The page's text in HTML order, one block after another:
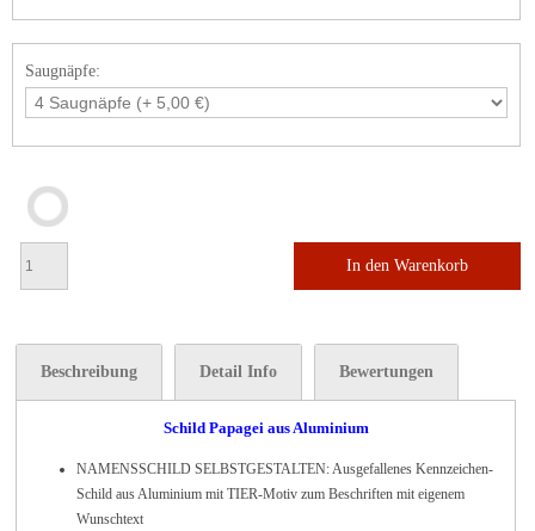
Saugnäpfe:
In den Warenkorb
Beschreibung Detail Info Bewertungen
Schild Papagei aus Aluminium
NAMENSSCHILD SELBSTGESTALTEN: Ausgefallenes Kennzeichen-
Schild aus Aluminium mit TIER-Motiv zum Beschriften mit eigenem
Wunschtext